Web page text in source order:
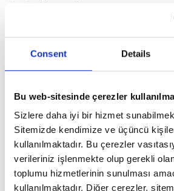
Consent Details
Bu web-sitesinde çerezler
Sizlere daha iyi bir hizmet
Sitemizde kendimize ve üçüncü
kullanılmaktadır. Bu çerezler
verileriniz işlenmekte olup gerekli
toplumu hizmetlerinin sunulması
kullanılmaktadır. Diğer çerezler,
yılından beri bu ilkelerden taviz
Takvim özel haberleri, röportajları, dizi
kadın-erkek, herkesin kendisini
bulabileceği zengin ilaveleriyle de fark
Gazetesi ortalama 24 sayfa olarak
Takvim, geniş içeriği, birbirinden seçkin
Saklambaç, Bulmaca, ve At Yarışı
ekonomi, magazin, spor, sağlık, güzellik